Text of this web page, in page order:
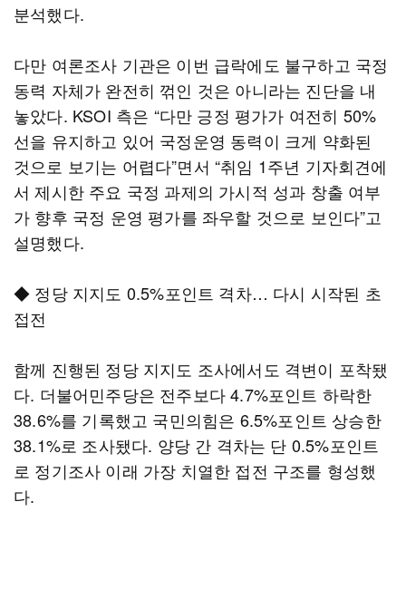
분석했다.
다만 여론조사 기관은 이번 급락에도 불구하고 국정
동력 자체가 완전히 꺾인 것은 아니라는 진단을 내
놓았다. KSOI 측은 “다만 긍정 평가가 여전히 50%
선을 유지하고 있어 국정운영 동력이 크게 약화된
것으로 보기는 어렵다”면서 “취임 1주년 기자회견에
서 제시한 주요 국정 과제의 가시적 성과 창출 여부
가 향후 국정 운영 평가를 좌우할 것으로 보인다”고
설명했다.
◆ 정당 지지도 0.5%포인트 격차… 다시 시작된 초
접전
함께 진행된 정당 지지도 조사에서도 격변이 포착됐
다. 더불어민주당은 전주보다 4.7%포인트 하락한
38.6%를 기록했고 국민의힘은 6.5%포인트 상승한
38.1%로 조사됐다. 양당 간 격차는 단 0.5%포인트
로 정기조사 이래 가장 치열한 접전 구조를 형성했
다.